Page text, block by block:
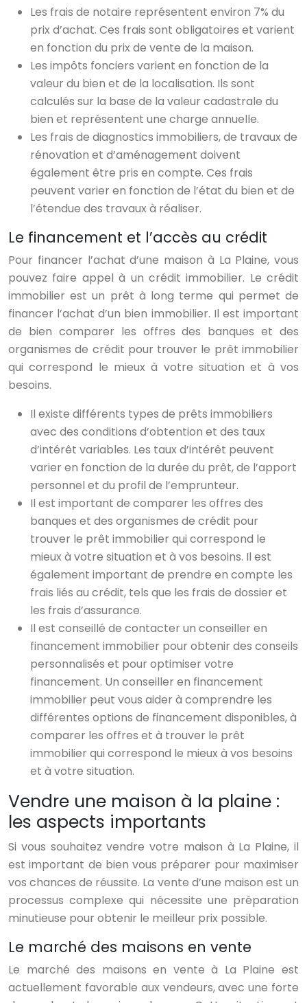
Les frais de notaire représentent environ 7% du
prix d’achat. Ces frais sont obligatoires et varient
en fonction du prix de vente de la maison.
Les impôts fonciers varient en fonction de la
valeur du bien et de la localisation. Ils sont
calculés sur la base de la valeur cadastrale du
bien et représentent une charge annuelle.
Les frais de diagnostics immobiliers, de travaux de
rénovation et d’aménagement doivent
également être pris en compte. Ces frais
peuvent varier en fonction de l’état du bien et de
l’étendue des travaux à réaliser.
Le financement et l’accès au crédit
Pour financer l’achat d’une maison à La Plaine, vous
pouvez faire appel à un crédit immobilier. Le crédit
immobilier est un prêt à long terme qui permet de
financer l’achat d’un bien immobilier. Il est important
de bien comparer les offres des banques et des
organismes de crédit pour trouver le prêt immobilier
qui correspond le mieux à votre situation et à vos
besoins.
Il existe différents types de prêts immobiliers
avec des conditions d’obtention et des taux
d’intérêt variables. Les taux d’intérêt peuvent
varier en fonction de la durée du prêt, de l’apport
personnel et du profil de l’emprunteur.
Il est important de comparer les offres des
banques et des organismes de crédit pour
trouver le prêt immobilier qui correspond le
mieux à votre situation et à vos besoins. Il est
également important de prendre en compte les
frais liés au crédit, tels que les frais de dossier et
les frais d’assurance.
Il est conseillé de contacter un conseiller en
financement immobilier pour obtenir des conseils
personnalisés et pour optimiser votre
financement. Un conseiller en financement
immobilier peut vous aider à comprendre les
différentes options de financement disponibles, à
comparer les offres et à trouver le prêt
immobilier qui correspond le mieux à vos besoins
et à votre situation.
Vendre une maison à la plaine :
les aspects importants
Si vous souhaitez vendre votre maison à La Plaine, il
est important de bien vous préparer pour maximiser
vos chances de réussite. La vente d’une maison est un
processus complexe qui nécessite une préparation
minutieuse pour obtenir le meilleur prix possible.
Le marché des maisons en vente
Le marché des maisons en vente à La Plaine est
actuellement favorable aux vendeurs, avec une forte